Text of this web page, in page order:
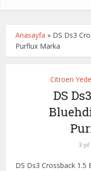
Anasayfa » DS Ds3
Purflux Marka
Citroen
DS
3
DS Ds3 Crossback